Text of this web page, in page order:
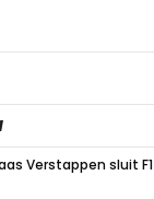
Verstappen sluit